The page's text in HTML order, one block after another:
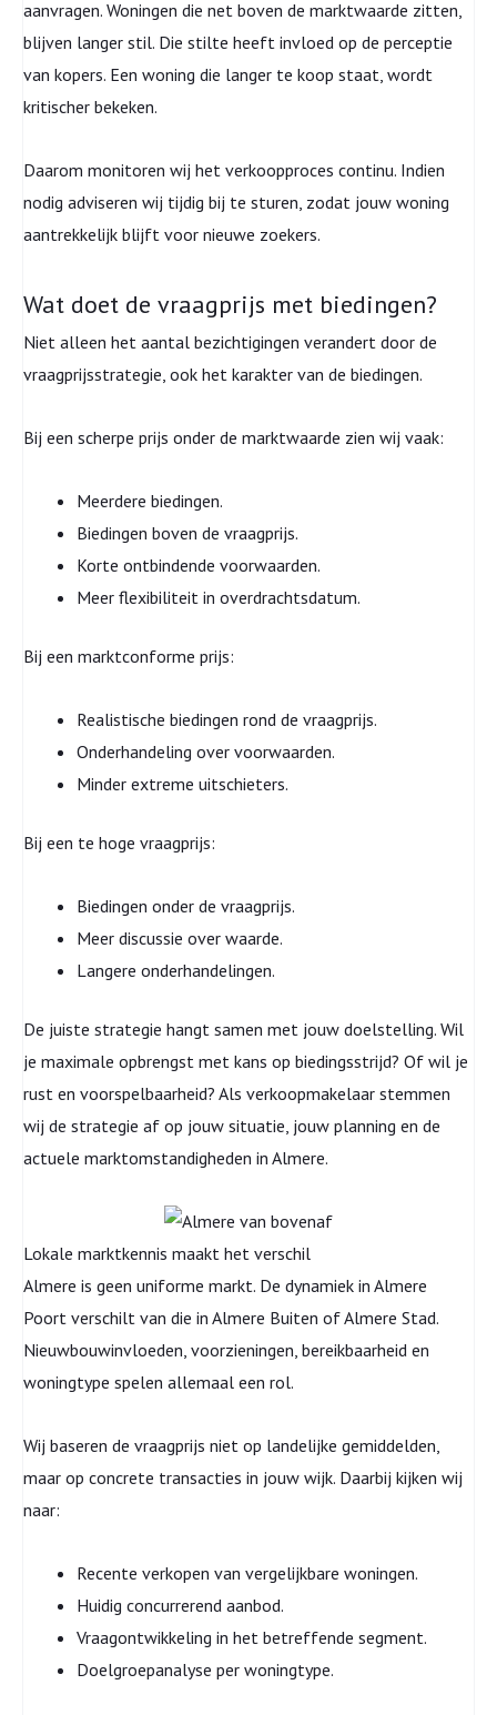
aanvragen. Woningen die net boven de marktwaarde zitten,
blijven langer stil. Die stilte heeft invloed op de perceptie
van kopers. Een woning die langer te koop staat, wordt
kritischer bekeken.
Daarom monitoren wij het verkoopproces continu. Indien
nodig adviseren wij tijdig bij te sturen, zodat jouw woning
aantrekkelijk blijft voor nieuwe zoekers.
Wat doet de vraagprijs met biedingen?
Niet alleen het aantal bezichtigingen verandert door de
vraagprijsstrategie, ook het karakter van de biedingen.
Bij een scherpe prijs onder de marktwaarde zien wij vaak:
Meerdere biedingen.
Biedingen boven de vraagprijs.
Korte ontbindende voorwaarden.
Meer flexibiliteit in overdrachtsdatum.
Bij een marktconforme prijs:
Realistische biedingen rond de vraagprijs.
Onderhandeling over voorwaarden.
Minder extreme uitschieters.
Bij een te hoge vraagprijs:
Biedingen onder de vraagprijs.
Meer discussie over waarde.
Langere onderhandelingen.
De juiste strategie hangt samen met jouw doelstelling. Wil
je maximale opbrengst met kans op biedingsstrijd? Of wil je
rust en voorspelbaarheid? Als verkoopmakelaar stemmen
wij de strategie af op jouw situatie, jouw planning en de
actuele marktomstandigheden in Almere.
Lokale marktkennis maakt het verschil
Almere is geen uniforme markt. De dynamiek in Almere
Poort verschilt van die in Almere Buiten of Almere Stad.
Nieuwbouwinvloeden, voorzieningen, bereikbaarheid en
woningtype spelen allemaal een rol.
Wij baseren de vraagprijs niet op landelijke gemiddelden,
maar op concrete transacties in jouw wijk. Daarbij kijken wij
naar:
Recente verkopen van vergelijkbare woningen.
Huidig concurrerend aanbod.
Vraagontwikkeling in het betreffende segment.
Doelgroepanalyse per woningtype.